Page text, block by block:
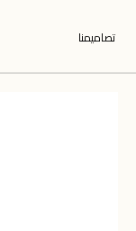
تصاميمنا